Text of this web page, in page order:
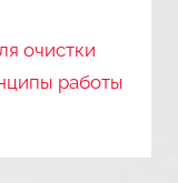
очистки
работы